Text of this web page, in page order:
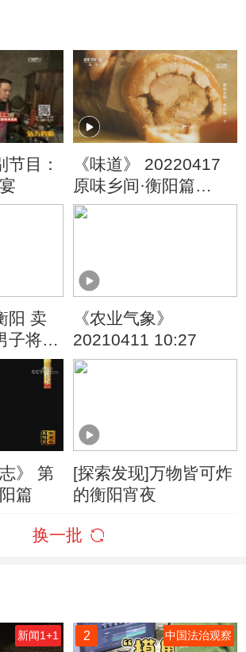
目：
《味道》 20220417
原味乡间·衡阳篇
（下）
阳 卖
子将表
《农业气象》
20210411 10:27
》 第
篇
[探索发现]万物皆可炸
的衡阳宵夜
换一批
新闻1+1 2 中国法治观察